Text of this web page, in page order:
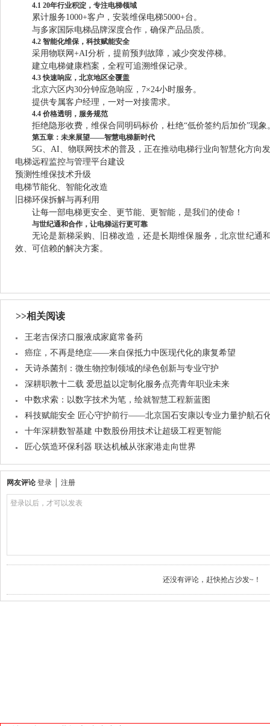
4.1 20年行业积淀，专注电梯领域
累计服务1000+客户，安装维保电梯5000+台。
与多家国际电梯品牌深度合作，确保产品品质。
4.2 智能化维保，科技赋能安全
采用物联网+AI分析，提前预判故障，减少突发停梯。
建立电梯健康档案，全程可追溯维保记录。
4.3 快速响应，北京地区全覆盖
北京六区内30分钟应急响应，7×24小时服务。
提供专属客户经理，一对一对接需求。
4.4 价格透明，服务规范
拒绝隐形收费，维保合同明码标价，杜绝“低价签约后加价”现象
第五章：未来展望——智慧电梯新时代
5G、AI、物联网技术的普及，正在推动电梯行业向智慧化方向
电梯远程监控与管理平台建设
预测性维保技术升级
电梯节能化、智能化改造
旧梯环保拆解与再利用
让每一部电梯更安全、更节能、更智能，是我们的使命！
与世纪通和合作，让电梯运行更可靠
无论是新梯采购、旧梯改造，还是长期维保服务，北京世纪通
效、可信赖的解决方案。
>>相关阅读
王老吉保济口服液成家庭常备药
癌症，不再是绝症——来自保抵力中医现代化的康复希望
天诗杀菌剂：微生物控制领域的绿色创新与专业守护
深耕职教十二载 爱思益以定制化服务点亮青年职业未来
中数求索：以数字技术为笔，绘就智慧工程新蓝图
科技赋能安全 匠心守护前行——北京国石安康以专业力量护航石
十年深耕数智基建 中数股份用技术让超级工程更智能
匠心筑造环保利器 联达机械从张家港走向世界
网友评论 登录 注册
登录以后，才可以发表
还没有评论，赶快抢占沙发~！